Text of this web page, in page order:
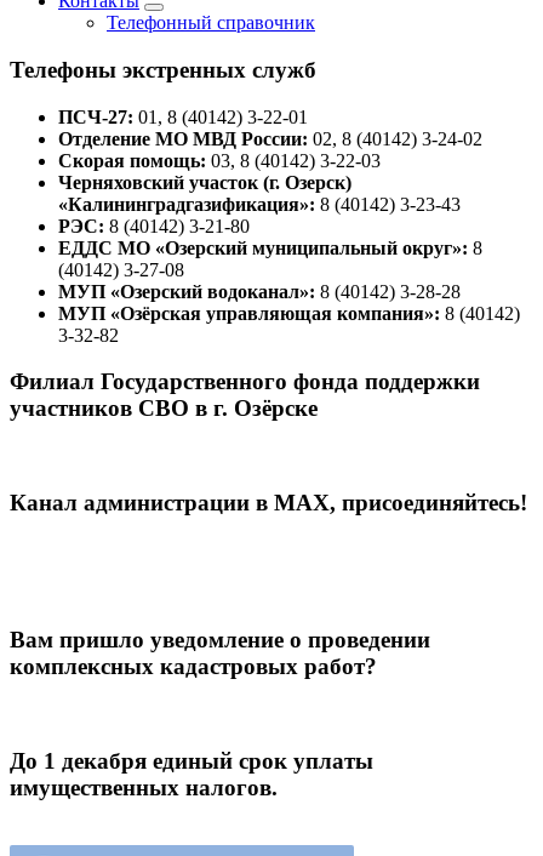
Телефонный справочник
Телефоны экстренных служб
ПСЧ-27: 01, 8 (40142) 3-22-01
Отделение МО МВД России: 02, 8 (40142) 3-24-02
Скорая помощь: 03, 8 (40142) 3-22-03
Черняховский участок (г. Озерск)
«Калининградгазификация»: 8 (40142) 3-23-43
РЭС: 8 (40142) 3-21-80
ЕДДС МО «Озерский муниципальный округ»: 8
(40142) 3-27-08
МУП «Озерский водоканал»: 8 (40142) 3-28-28
МУП «Озёрская управляющая компания»: 8 (40142)
3-32-82
Филиал Государственного фонда поддержки
участников СВО в г. Озёрске
Канал администрации в МАХ, присоединяйтесь!
Вам пришло уведомление о проведении
комплексных кадастровых работ?
До 1 декабря единый срок уплаты
имущественных налогов.